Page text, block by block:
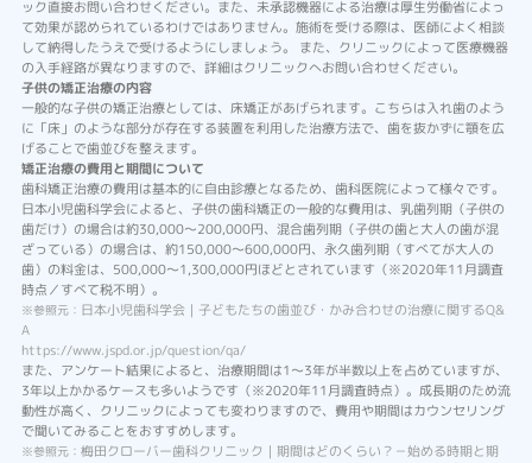
ック直接お問い合わせください。また、未承認機器による治療は厚生労働省によっ
て効果が認められているわけではありません。施術を受ける際は、医師によく相談
して納得したうえで受けるようにしましょう。 また、クリニックによって医療機器
の入手経路が異なりますので、詳細はクリニックへお問い合わせください。
子供の矯正治療の内容
一般的な子供の矯正治療としては、床矯正があげられます。こちらは入れ歯のよう
に「床」のような部分が存在する装置を利用した治療方法で、歯を抜かずに顎を広
げることで歯並びを整えます。
矯正治療の費用と期間について
歯科矯正治療の費用は基本的に自由診療となるため、歯科医院によって様々です。
日本小児歯科学会によると、子供の歯科矯正の一般的な費用は、乳歯列期（子供の
歯だけ）の場合は約30,000～200,000円、混合歯列期（子供の歯と大人の歯が混
ざっている）の場合は、約150,000～600,000円、永久歯列期（すべてが大人の
歯）の料金は、500,000～1,300,000円ほどとされています（※2020年11月調査
時点／すべて税不明）。
※参照元： 日本小児歯科学会｜子どもたちの歯並び・かみ合わせの治療に関するQ&
A
https://www.jspd.or.jp/question/qa/
また、アンケート結果によると、治療期間は1～3年が半数以上を占めていますが、
3年以上かかるケースも多いようです（※2020年11月調査時点）。成長期のため流
動性が高く、クリニックによっても変わりますので、費用や期間はカウンセリング
で聞いてみることをおすすめします。
※参照元： 梅田クローバー歯科クリニック｜期間はどのくらい？－始める時期と期